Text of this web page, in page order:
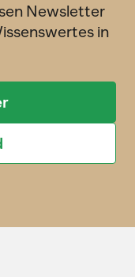
Newsletter
in